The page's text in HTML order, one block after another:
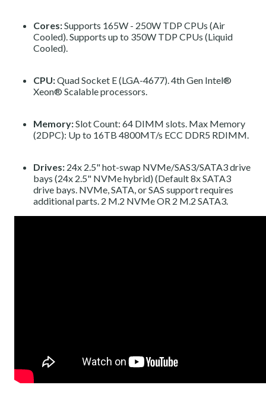
Cores:Supports 165W - 250W TDP CPUs (Air
Cooled). Supports up to 350W TDP CPUs (Liquid
Cooled)​.
CPU:Quad Socket E (LGA-4677).4th Gen Intel®
Xeon® Scalable processors.
Memory:Slot Count: 64 DIMM slots. Max Memory
(2DPC): Up to 16TB 4800MT/s ECC DDR5 RDIMM.
Drives: 24x 2.5" hot-swap NVMe/SAS3/SATA3 drive
bays (24x 2.5" NVMe hybrid) (Default 8x SATA3
drive bays. NVMe, SATA, or SAS support requires
additional parts. 2 M.2 NVMe OR 2 M.2 SATA3.